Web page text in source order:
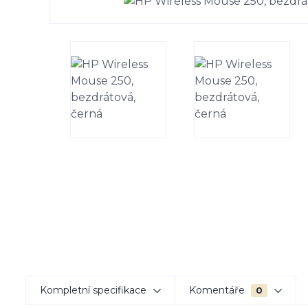
Kompletní specifikace Komentáře 0